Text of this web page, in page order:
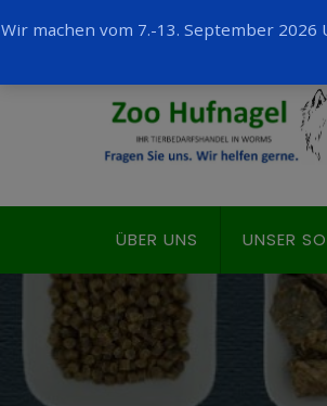
ÜBER UNS UNSER
Wir machen vom 7.-13. September